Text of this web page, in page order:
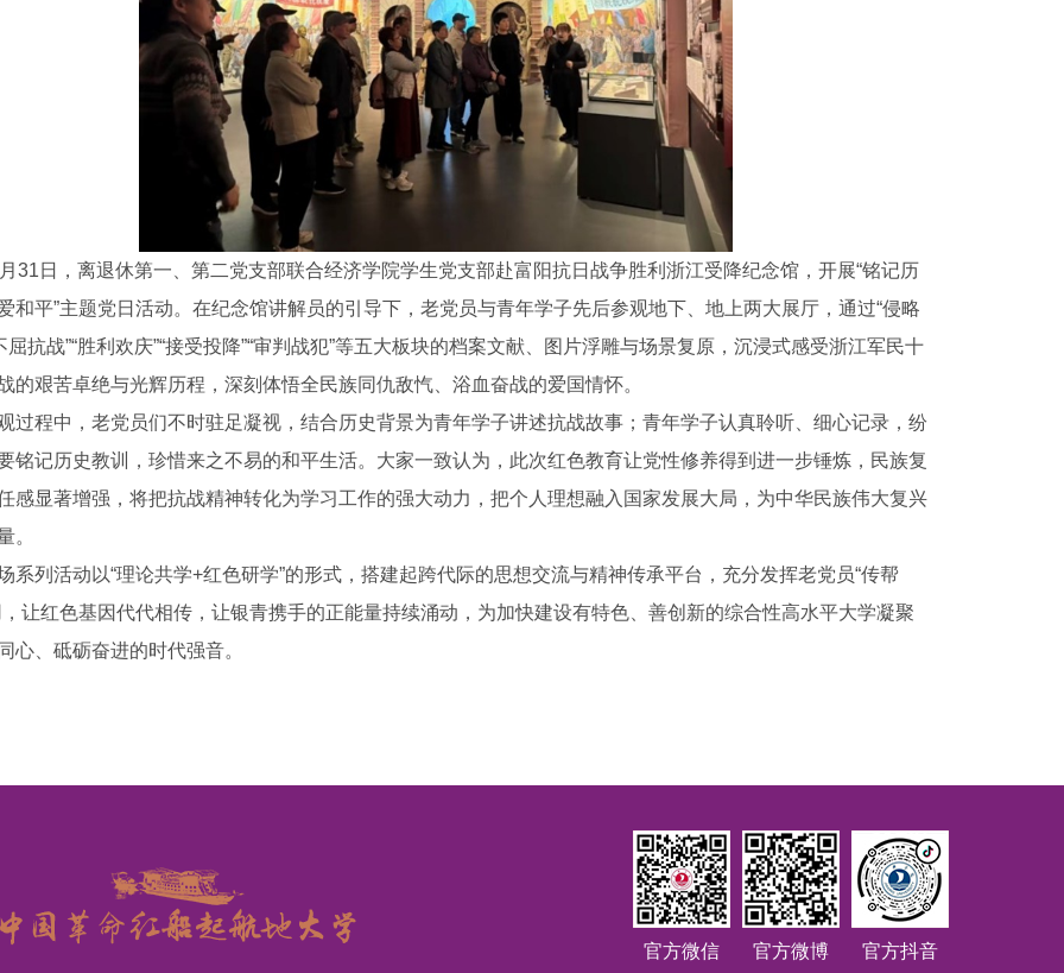
31日，离退休第一、第二党支部联合经济学院学生党支部赴富阳抗日战争胜利浙江受降纪念馆，开展“铭记历
和平”主题党日活动。在纪念馆讲解员的引导下，老党员与青年学子先后参观地下、地上两大展厅，通过“侵略
屈抗战”“胜利欢庆”“接受投降”“审判战犯”等五大板块的档案文献、图片浮雕与场景复原，沉浸式感受浙江军民十
的艰苦卓绝与光辉历程，深刻体悟全民族同仇敌忾、浴血奋战的爱国情怀。
过程中，老党员们不时驻足凝视，结合历史背景为青年学子讲述抗战故事；青年学子认真聆听、细心记录，纷
铭记历史教训，珍惜来之不易的和平生活。大家一致认为，此次红色教育让党性修养得到进一步锤炼，民族复
感显著增强，将把抗战精神转化为学习工作的强大动力，把个人理想融入国家发展大局，为中华民族伟大复兴
。
系列活动以“理论共学+红色研学”的形式，搭建起跨代际的思想交流与精神传承平台，充分发挥老党员“传帮
，让红色基因代代相传，让银青携手的正能量持续涌动，为加快建设有特色、善创新的综合性高水平大学凝聚
心、砥砺奋进的时代强音。
官方抖音
官方微博
官方微信